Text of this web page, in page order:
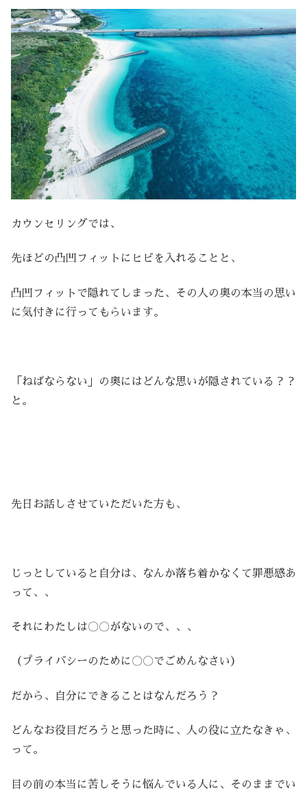
カウンセリングでは、
先ほどの凸凹フィットにヒビを入れることと、
凸凹フィットで隠れてしまった、その人の奥の本当の思い
に気付きに行ってもらいます。
「ねばならない」の奥にはどんな思いが隠されている？？
と。
先日お話しさせていただいた方も、
じっとしていると自分は、なんか落ち着かなくて罪悪感あ
って、、
それにわたしは〇〇がないので、、、
（プライバシーのために〇〇でごめんなさい）
だから、自分にできることはなんだろう？
どんなお役目だろうと思った時に、人の役に立たなきゃ、
って。
目の前の本当に苦しそうに悩んでいる人に、そのままでい